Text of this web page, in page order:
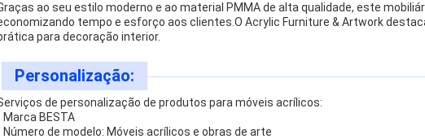
ao seu estilo moderno e ao material PMMA de alta qualidade, este
tempo e esforço aos clientes.O Acrylic Furniture & Artwork
para decoração interior.
Personalização:
de personalização de produtos para móveis acrílicos:
Marca BESTA
Número de modelo: Móveis acrílicos e obras de arte